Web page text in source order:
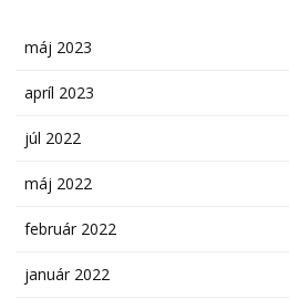
máj 2023
apríl 2023
júl 2022
máj 2022
február 2022
január 2022